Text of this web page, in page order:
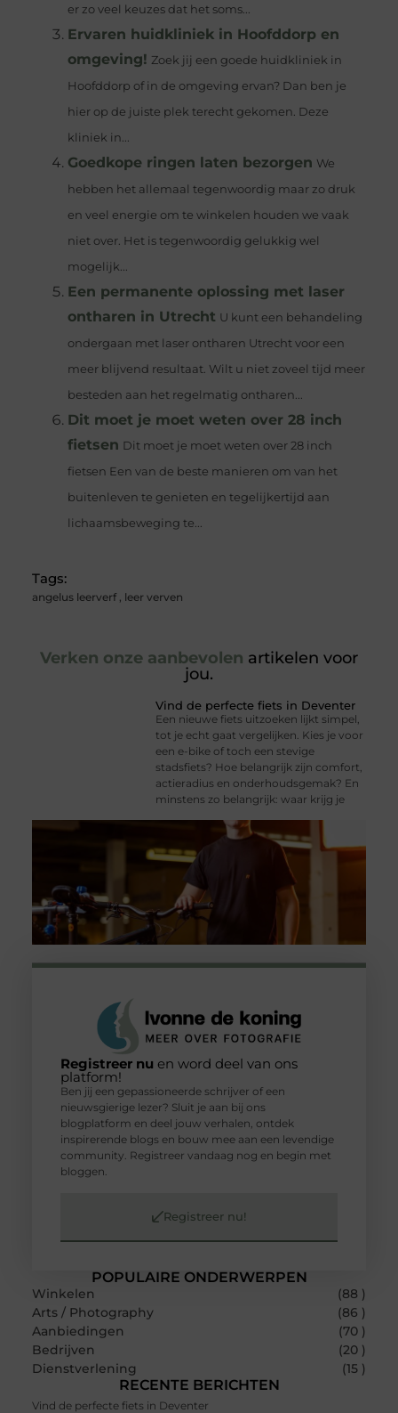
er zo veel keuzes dat het soms...
Ervaren huidkliniek in Hoofddorp en
omgeving! Zoek jij een goede huidkliniek in
Hoofddorp of in de omgeving ervan? Dan ben je
hier op de juiste plek terecht gekomen. Deze
kliniek in...
Goedkope ringen laten bezorgen We
hebben het allemaal tegenwoordig maar zo druk
en veel energie om te winkelen houden we vaak
niet over. Het is tegenwoordig gelukkig wel
mogelijk...
Een permanente oplossing met laser
ontharen in Utrecht U kunt een behandeling
ondergaan met laser ontharen Utrecht voor een
meer blijvend resultaat. Wilt u niet zoveel tijd meer
besteden aan het regelmatig ontharen...
Dit moet je moet weten over 28 inch
fietsen Dit moet je moet weten over 28 inch
fietsen Een van de beste manieren om van het
buitenleven te genieten en tegelijkertijd aan
lichaamsbeweging te...
Tags:
angelus leerverf, leer verven
Verken onze aanbevolen artikelen voor
jou.
Vind de perfecte fiets in Deventer
Een nieuwe fiets uitzoeken lijkt simpel,
tot je echt gaat vergelijken. Kies je voor
een e-bike of toch een stevige
stadsfiets? Hoe belangrijk zijn comfort,
actieradius en onderhoudsgemak? En
minstens zo belangrijk: waar krijg je
POPULAIRE ONDERWERPEN
Winkelen
(88 )
Arts / Photography
(86 )
Aanbiedingen
(70 )
Bedrijven
(20 )
Dienstverlening
(15 )
RECENTE BERICHTEN
Vind de perfecte fiets in Deventer
Registreer nu en word deel van ons
platform!
Ben jij een gepassioneerde schrijver of een
nieuwsgierige lezer? Sluit je aan bij ons
blogplatform en deel jouw verhalen, ontdek
inspirerende blogs en bouw mee aan een levendige
community. Registreer vandaag nog en begin met
bloggen.
Registreer nu!